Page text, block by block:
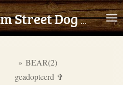
Rudozem Street Dog Rescue
» BEAR(2)
geadopteerd ✞